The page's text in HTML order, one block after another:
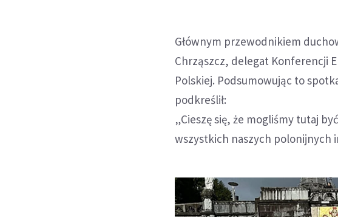
Głównym przewodnikiem
Chrząszcz, delegat Konferencji
Polskiej. Podsumowując to
podkreślił:
„Cieszę się, że mogliśmy tutaj
wszystkich naszych polonijnych